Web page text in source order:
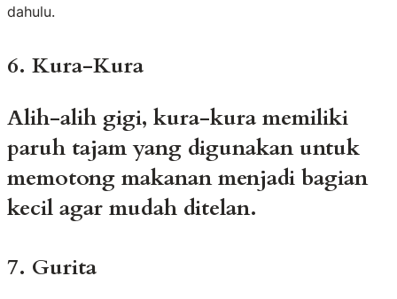
dahulu.
6. Kura-Kura
Alih-alih gigi, kura-kura memiliki
paruh tajam yang digunakan untuk
memotong makanan menjadi bagian
kecil agar mudah ditelan.
7. Gurita